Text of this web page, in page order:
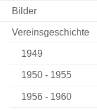
Bilder
Vereinsgeschichte
1949
1950 - 1955
1956 - 1960